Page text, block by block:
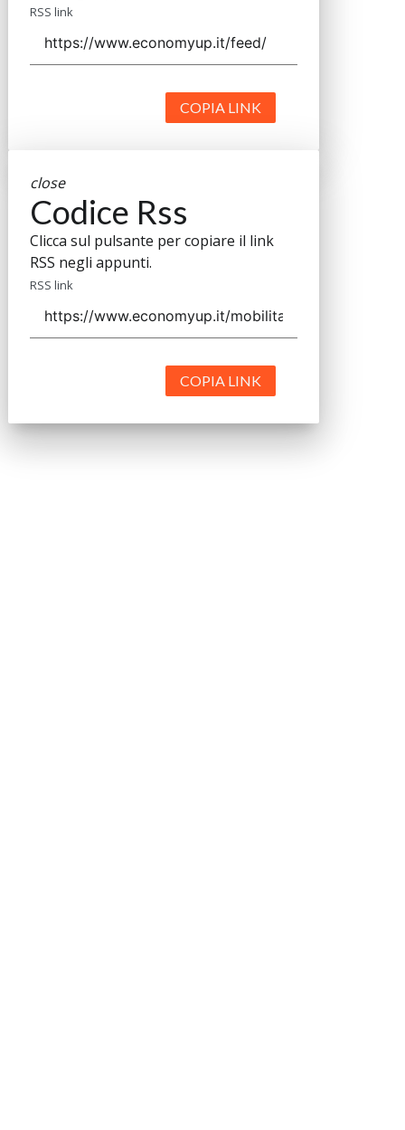
RSS link
COPIA LINK
close
Codice Rss
Clicca sul pulsante per copiare il link
RSS negli appunti.
RSS link
COPIA LINK